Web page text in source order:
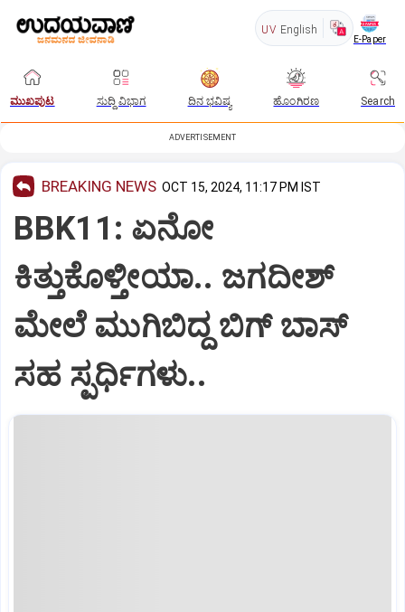
UV English
E-Paper
ಮುಖಪುಟ ಸುದ್ದಿ ವಿಭಾಗ ದಿನ ಭವಿಷ್ಯ ಹೊಂಗಿರಣ Search
ADVERTISEMENT
BREAKING NEWS OCT 15, 2024, 11:17 PM IST
BBK11: ಏನೋ
ಕಿತ್ತುಕೊಳ್ತೀಯಾ.. ಜಗದೀಶ್
ಮೇಲೆ‌‌ ಮುಗಿಬಿದ್ದ ಬಿಗ್ ಬಾಸ್
ಸಹ ಸ್ಪರ್ಧಿಗಳು..